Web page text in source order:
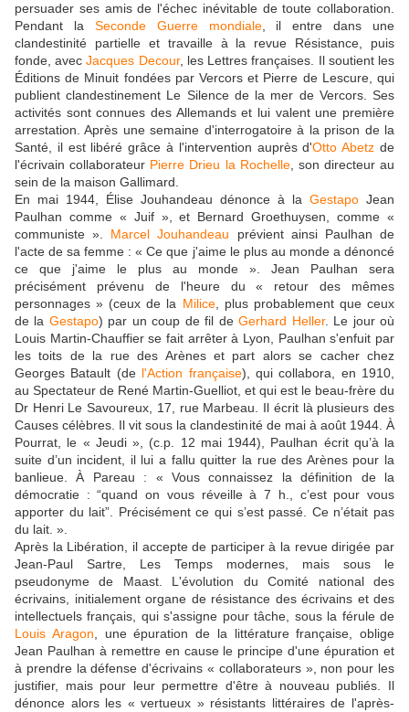
persuader ses amis de l'échec inévitable de toute collaboration.
Pendant la Seconde Guerre mondiale, il entre dans une
clandestinité partielle et travaille à la revue Résistance, puis
fonde, avecJacques Decour, les Lettres françaises. Il soutient les
Éditions de Minuit fondées par Vercors et Pierre de Lescure, qui
publient clandestinement Le Silence de la mer de Vercors. Ses
activités sont connues des Allemands et lui valent une première
arrestation. Après une semaine d'interrogatoire à la prison de la
Santé, il est libéré grâce à l'intervention auprès d'Otto Abetz de
l'écrivain collaborateur Pierre Drieu la Rochelle, son directeur au
sein de la maison Gallimard.
En mai 1944, Élise Jouhandeau dénonce à la Gestapo Jean
Paulhan comme « Juif », et Bernard Groethuysen, comme «
communiste ». Marcel Jouhandeau prévient ainsi Paulhan de
l'acte de sa femme : « Ce que j'aime le plus au monde a dénoncé
ce que j'aime le plus au monde ». Jean Paulhan sera
précisément prévenu de l'heure du « retour des mêmes
personnages » (ceux de la Milice, plus probablement que ceux
de la Gestapo) par un coup de fil deGerhard Heller. Le jour où
Louis Martin-Chauffier se fait arrêter à Lyon, Paulhan s'enfuit par
les toits de la rue des Arènes et part alors se cacher chez
Georges Batault (de l'Action française), qui collabora, en 1910,
au Spectateur de René Martin-Guelliot, et qui est le beau-frère du
Dr Henri Le Savoureux, 17, rue Marbeau. Il écrit là plusieurs des
Causes célèbres. Il vit sous la clandestinité de mai à août 1944. À
Pourrat, le « Jeudi », (c.p. 12 mai 1944), Paulhan écrit qu’à la
suite d’un incident, il lui a fallu quitter la rue des Arènes pour la
banlieue. À Pareau : « Vous connaissez la définition de la
démocratie : “quand on vous réveille à 7 h., c’est pour vous
apporter du lait”. Précisément ce qui s’est passé. Ce n’était pas
du lait. ».
Après la Libération, il accepte de participer à la revue dirigée par
Jean-Paul Sartre, Les Temps modernes, mais sous le
pseudonyme de Maast. L'évolution du Comité national des
écrivains, initialement organe de résistance des écrivains et des
intellectuels français, qui s'assigne pour tâche, sous la férule de
Louis Aragon, une épuration de la littérature française, oblige
Jean Paulhan à remettre en cause le principe d'une épuration et
à prendre la défense d'écrivains « collaborateurs », non pour les
justifier, mais pour leur permettre d'être à nouveau publiés. Il
dénonce alors les « vertueux » résistants littéraires de l'après-